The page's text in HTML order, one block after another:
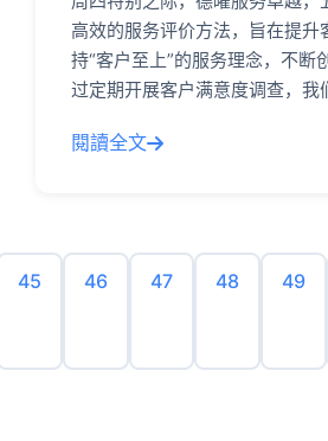
高效的服务评价方法，旨在提
持“客户至上”的服务理念，不
过定期开展客户满意度调查，我
閱讀全文
45 46 47 48 49